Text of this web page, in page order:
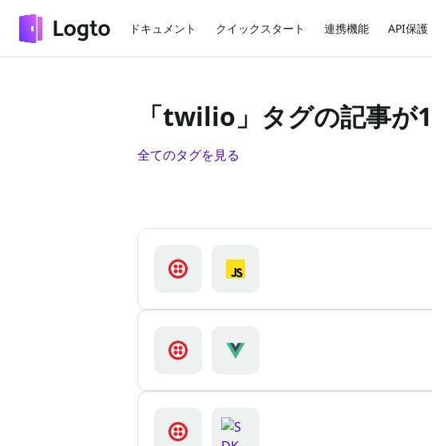
ドキュメント クイックスタート 連携機能 API保護
「twilio」タグの記事が
全てのタグを見る